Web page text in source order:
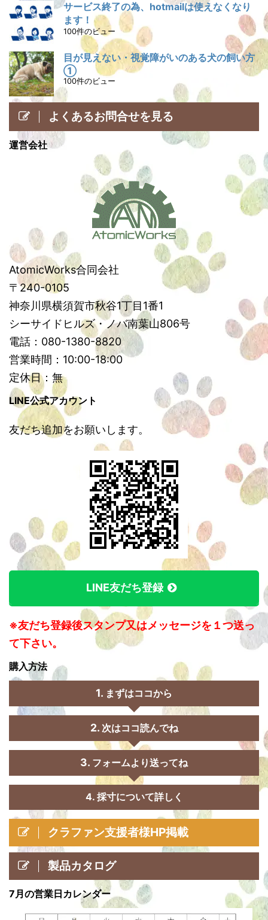
サービス終了の為、hotmailは使えなくなり
ます！
100件のビュー
目が見えない・視覚障がいのある犬の飼い方
①
100件のビュー
よくあるお問合せを見る
運営会社
AtomicWorks合同会社
〒240-0105
神奈川県横須賀市秋谷1丁目1番1
シーサイドヒルズ・ノバ南葉山806号
電話：080-1380-8820
営業時間：10:00-18:00
定休日：無
LINE公式アカウント
友だち追加をお願いします。
LINE友だち登録
※友だち登録後スタンプ又はメッセージを１つ送っ
て下さい。
購入方法
まずはココから
次はココ読んでね
フォームより送ってね
4. 採寸について詳しく
クラファン支援者様HP掲載
製品カタログ
7月の営業日カレンダー